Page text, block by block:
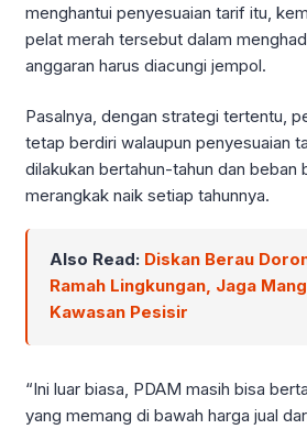
menghantui penyesuaian tarif itu,
pelat merah tersebut dalam
anggaran harus diacungi jempol.
Pasalnya, dengan strategi tertentu,
tetap berdiri walaupun penyesuaian
dilakukan bertahun-tahun dan beban
merangkak naik setiap tahunnya.
Also Read: Diskan Berau
Ramah Lingkungan, Jaga
Kawasan Pesisir
“Ini luar biasa, PDAM masih bisa
yang memang di bawah harga jual